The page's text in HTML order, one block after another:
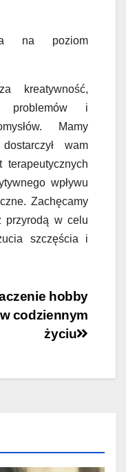
na poziom
kreatywność,
problemów i
Mamy
wam
wpływu
Zachęcamy
przyrodą w celu
szczęścia i
hobby
w codziennym
życiu